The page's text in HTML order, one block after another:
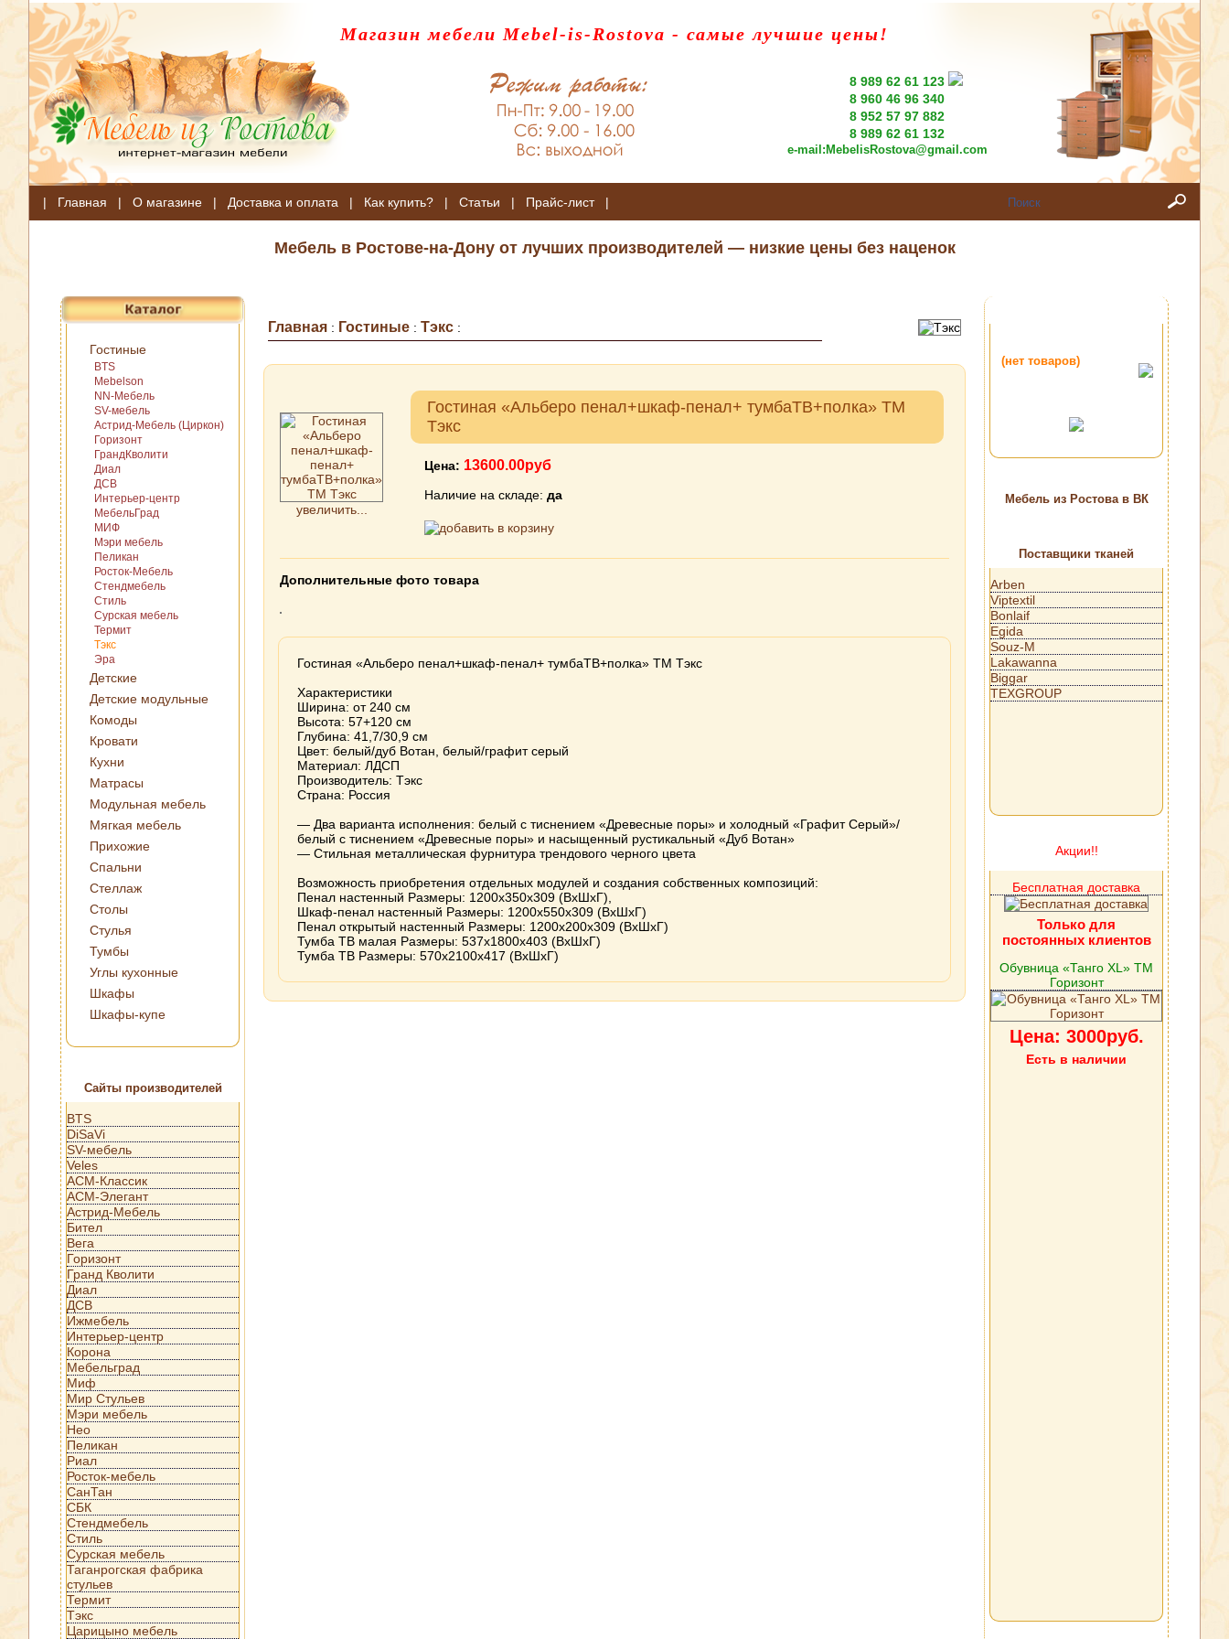
Магазин мебели Mebel-is-Rostova - самые лучшие цены!
8 989 62 61 123
8 960 46 96 340
8 952 57 97 882
8 989 62 61 132
e-mail: MebelisRostova@gmail.com
| Главная | О магазине | Доставка и оплата | Как купить? | Статьи | Прайс-лист |
Мебель в Ростове-на-Дону от лучших производителей — низкие цены без наценок
Гостиные
BTS
Mebelson
NN-Мебель
SV-мебель
Астрид-Мебель (Циркон)
Горизонт
ГрандКволити
Диал
ДСВ
Интерьер-центр
МебельГрад
МИФ
Мэри мебель
Пеликан
Росток-Мебель
Стендмебель
Стиль
Сурская мебель
Термит
Тэкс
Эра
Детские
Детские модульные
Комоды
Кровати
Кухни
Матрасы
Модульная мебель
Мягкая мебель
Прихожие
Спальни
Стеллаж
Столы
Стулья
Тумбы
Углы кухонные
Шкафы
Шкафы-купе
Сайты производителей
BTS
DiSaVi
SV-мебель
Veles
АСМ-Классик
АСМ-Элегант
Астрид-Мебель
Бител
Вега
Горизонт
Гранд Кволити
Диал
ДСВ
Ижмебель
Интерьер-центр
Корона
Мебельград
Миф
Мир Стульев
Мэри мебель
Нео
Пеликан
Риал
Росток-мебель
СанТан
СБК
Стендмебель
Стиль
Сурская мебель
Таганрогская фабрика
стульев
Термит
Тэкс
Царицыно мебель
Главная : Гостиные : Тэкс :
увеличить...
Гостиная «Альберо пенал+шкаф-пенал+ тумбаТВ+полка» ТМ
Тэкс
Цена: 13600.00руб
Наличие на складе: да
Дополнительные фото товара
Гостиная «Альберо пенал+шкаф-пенал+ тумбаТВ+полка» ТМ Тэкс
Характеристики
Ширина: от 240 см
Высота: 57+120 см
Глубина: 41,7/30,9 см
Цвет: белый/дуб Вотан, белый/графит серый
Материал: ЛДСП
Производитель: Тэкс
Страна: Россия
— Два варианта исполнения: белый с тиснением «Древесные поры» и холодный «Графит Серый»/
белый с тиснением «Древесные поры» и насыщенный рустикальный «Дуб Вотан»
— Стильная металлическая фурнитура трендового черного цвета
Возможность приобретения отдельных модулей и создания собственных композиций:
Пенал настенный Размеры: 1200х350х309 (ВхШхГ),
Шкаф-пенал настенный Размеры: 1200х550х309 (ВхШхГ)
Пенал открытый настенный Размеры: 1200х200х309 (ВхШхГ)
Тумба ТВ малая Размеры: 537х1800х403 (ВхШхГ)
Тумба ТВ Размеры: 570х2100х417 (ВхШхГ)
Мебель из Ростова в ВК
Поставщики тканей
Arben
Viptextil
Bonlaif
Egida
Souz-M
Lakawanna
Biggar
TEXGROUP
Акции!!
Бесплатная доставка
Только для
постоянных клиентов
Обувница «Танго XL» ТМ
Горизонт
Цена: 3000руб.
Есть в наличии